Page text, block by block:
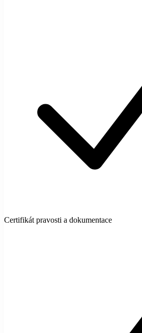
Certifikát pravosti a dokumentace